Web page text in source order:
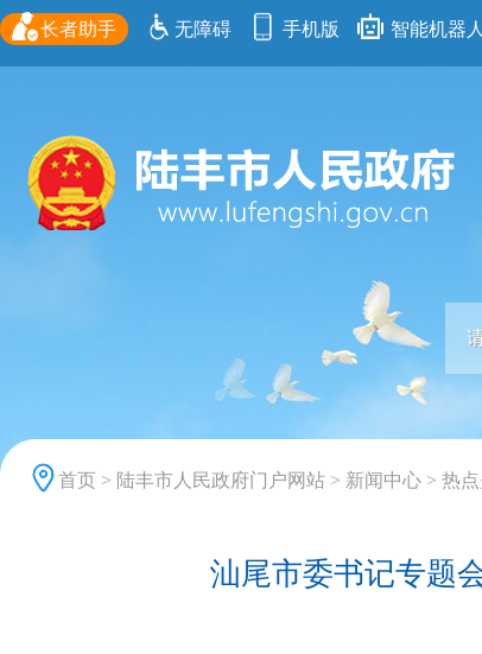
长者助手 无障碍 手机版 智能机器人
首页 > 陆丰市人民政府门户网站 > 新闻中心 > 热
汕尾市委书记专题